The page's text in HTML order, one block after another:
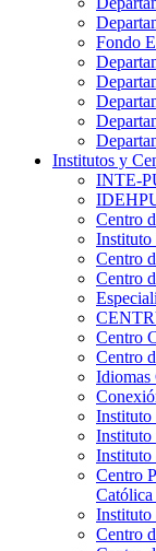
Fondo
Institutos y
INTE-
Centro
Centro
Centro
Centro
Centro
Idiomas
Instituto
Instituto
Centro
Católica
Instituto
Centro